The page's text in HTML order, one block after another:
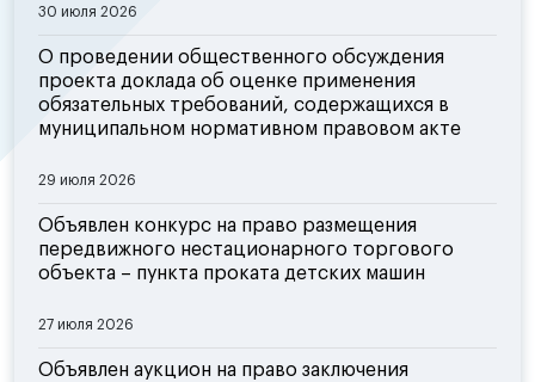
30 июля 2026
О проведении общественного обсуждения
проекта доклада об оценке применения
обязательных требований, содержащихся в
муниципальном нормативном правовом акте
29 июля 2026
Объявлен конкурс на право размещения
передвижного нестационарного торгового
объекта – пункта проката детских машин
27 июля 2026
Объявлен аукцион на право заключения